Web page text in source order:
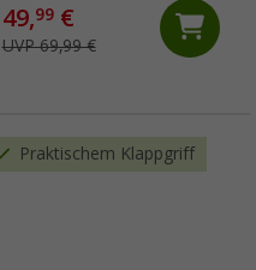
49,99€
UVP 69,99 €
Praktischem Klappgriff